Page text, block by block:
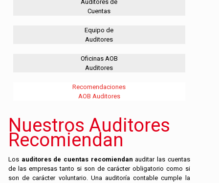
Auditores de
Cuentas
Equipo de
Auditores
Oficinas AOB
Auditores
Recomendaciones
AOB Auditores
Nuestros Auditores
Recomiendan
Los auditores de cuentas recomiendanauditar las cuentas
de las empresas tanto si son de carácter obligatorio como si
son de carácter voluntario. Una auditoría contable cumple la